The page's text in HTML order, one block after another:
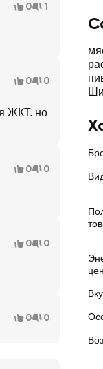
0 1
0 0
ЖКТ. но
0 0
0 0
0 0